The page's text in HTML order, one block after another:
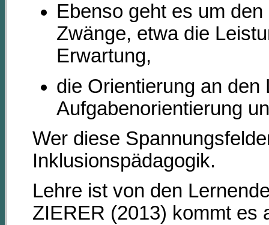
Ebenso geht es um
Zwänge, etwa die
Erwartung,
die Orientierung an
Aufgabenorientierung
Wer diese
Inklusionspädagogik.
Lehre ist von den
ZIERER (2013) kommt es